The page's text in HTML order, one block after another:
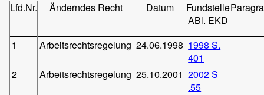
Lfd.Nr. Änderndes Recht Datum
Fundstelle
ABl. EKD
1 Arbeitsrechtsregelung 24.06.1998 1998 S.
401
2
Arbeitsrechtsregelung 25.10.2001 2002 S
.55